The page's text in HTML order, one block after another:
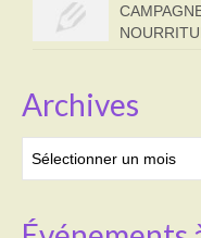
Archives